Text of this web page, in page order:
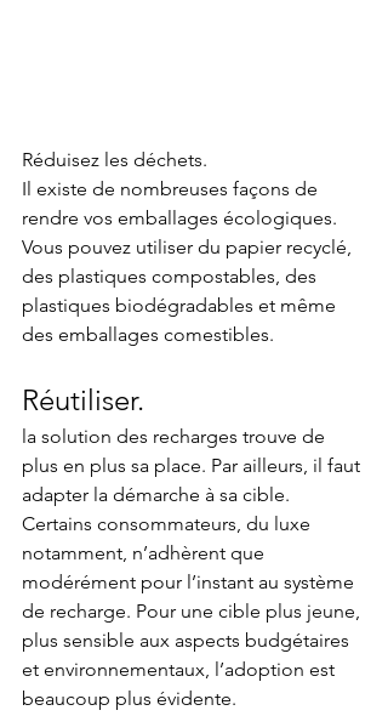
Réduisez les déchets.
Il existe de nombreuses façons de
rendre vos emballages écologiques.
Vous pouvez utiliser du papier recyclé,
des plastiques compostables, des
plastiques biodégradables et même
des emballages comestibles.
Réutiliser.
la solution des recharges trouve de
plus en plus sa place. Par ailleurs, il faut
adapter la démarche à sa cible.
Certains consommateurs, du luxe
notamment, n’adhèrent que
modérément pour l’instant au système
de recharge. Pour une cible plus jeune,
plus sensible aux aspects budgétaires
et environnementaux, l’adoption est
beaucoup plus évidente.